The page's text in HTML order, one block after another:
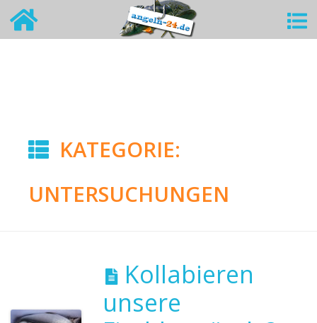
KATEGORIE:
UNTERSUCHUNGEN
Kollabieren
unsere